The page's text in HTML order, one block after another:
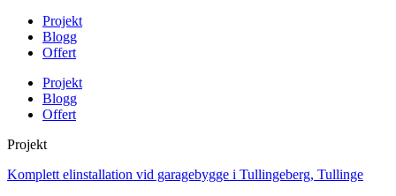
Projekt
Blogg
Offert
Projekt
Blogg
Offert
Projekt
Komplett elinstallation vid garagebygge i Tullingeberg, Tullinge